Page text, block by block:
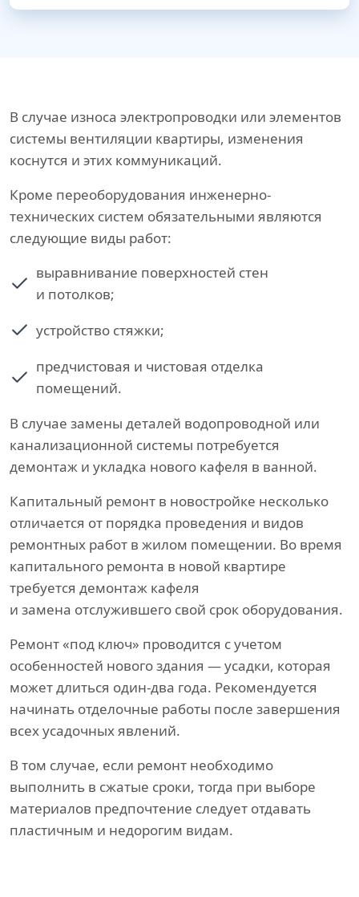
В случае износа электропроводки или элементов
системы вентиляции квартиры, изменения
коснутся и этих коммуникаций.
Кроме переоборудования инженерно-
технических систем обязательными являются
следующие виды работ:
выравнивание поверхностей стен
и потолков;
устройство стяжки;
предчистовая и чистовая отделка
помещений.
В случае замены деталей водопроводной или
канализационной системы потребуется
демонтаж и укладка нового кафеля в ванной.
Капитальный ремонт в новостройке несколько
отличается от порядка проведения и видов
ремонтных работ в жилом помещении. Во время
капитального ремонта в новой квартире
требуется демонтаж кафеля
и замена отслужившего свой срок оборудования.
Ремонт «под ключ» проводится с учетом
особенностей нового здания — усадки, которая
может длиться один-два года. Рекомендуется
начинать отделочные работы после завершения
всех усадочных явлений.
В том случае, если ремонт необходимо
выполнить в сжатые сроки, тогда при выборе
материалов предпочтение следует отдавать
пластичным и недорогим видам.